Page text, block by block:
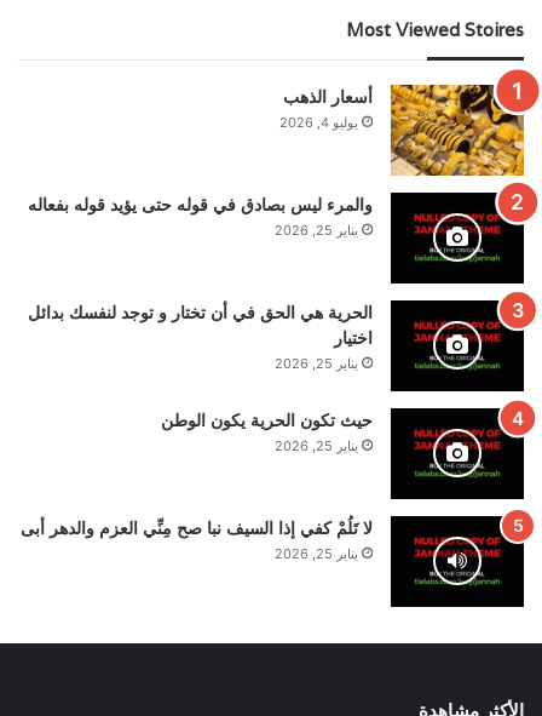
Most Viewed Stoires
أسعار الذهب
يوليو 4, 2026
والمرء ليس بصادق في قوله حتى يؤيد قوله بفعاله
يناير 25, 2026
الحرية هي الحق في أن تختار و توجد لنفسك بدائل
اختيار
يناير 25, 2026
حيث تكون الحرية يكون الوطن
يناير 25, 2026
لا تَلُمْ كفي إذا السيف نبا صح مِنِّي العزم والدهر أبى
يناير 25, 2026
الأكثر مشاهدة